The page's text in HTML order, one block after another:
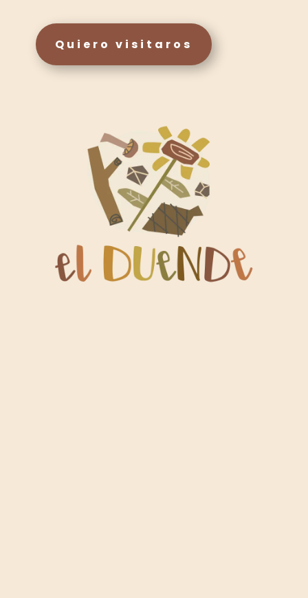
Quiero visitaros